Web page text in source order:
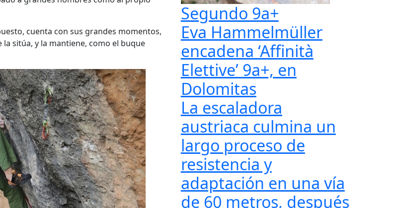
cuenta con sus grandes momentos,
sitúa, y la mantiene, como el buque
Segundo 9a+
Eva Hammelmüller
encadena ‘Affinità
Elettive’ 9a+, en
Dolomitas
La escaladora
austriaca culmina un
largo proceso de
resistencia y
adaptación en una vía
de 60 metros, después